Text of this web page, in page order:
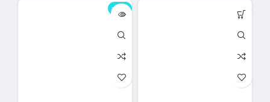
ناموجود